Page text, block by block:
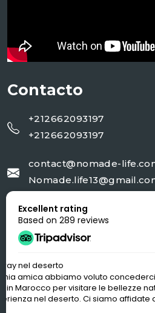
Contacto
+212662093197
+212662093197
contact@nomade-
NR 02 rue 20 AV Moulay
Errachidia
Excellent rating
Based on 289 reviews
voluto concederci un breve
le bellezze naturali e vivere
Ci siamo affidate a Nomade Life